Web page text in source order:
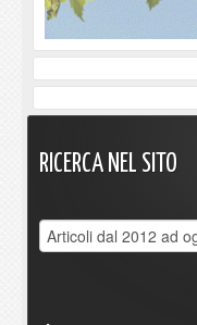
RICERCA NEL SITO